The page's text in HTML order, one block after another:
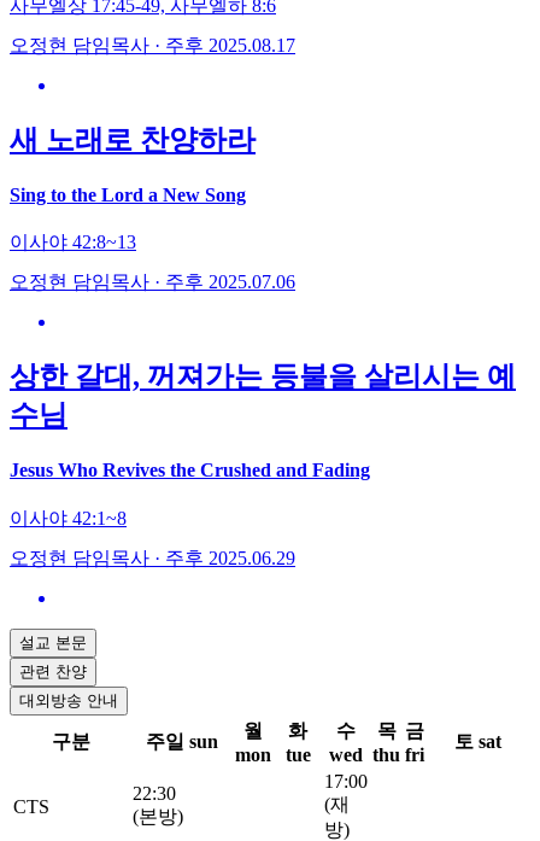
사무엘상 17:45-49, 사무엘하 8:6
오정현 담임목사 · 주후 2025.08.17
새 노래로 찬양하라
Sing to the Lord a New Song
이사야 42:8~13
오정현 담임목사 · 주후 2025.07.06
상한 갈대, 꺼져가는 등불을 살리시는 예
수님
Jesus Who Revives the Crushed and Fading
이사야 42:1~8
오정현 담임목사 · 주후 2025.06.29
설교 본문
관련 찬양
대외방송 안내
구분 주일 sun
월
mon
화
tue
수
wed
목
thu
금
fri
토 sat
CTS
22:30
(본방)
17:00
(재
방)